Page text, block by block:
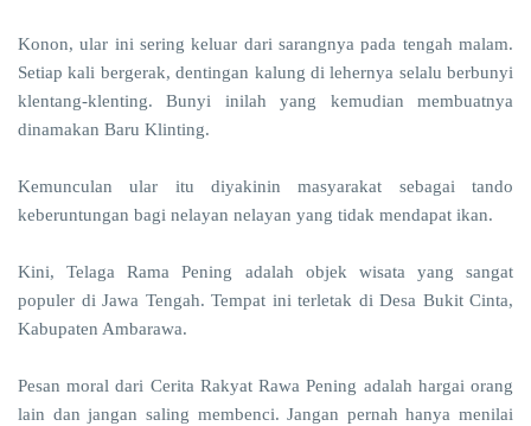
Konon, ular ini sering keluar dari sarangnya pada tengah malam.
Setiap kali bergerak, dentingan kalung di lehernya selalu berbunyi
klentang-klenting. Bunyi inilah yang kemudian membuatnya
dinamakan Baru Klinting.
Kemunculan ular itu diyakinin masyarakat sebagai tando
keberuntungan bagi nelayan nelayan yang tidak mendapat ikan.
Kini, Telaga Rama Pening adalah objek wisata yang sangat
populer di Jawa Tengah. Tempat ini terletak di Desa Bukit Cinta,
Kabupaten Ambarawa.
Pesan moral dari Cerita Rakyat Rawa Pening adalah hargai orang
lain dan jangan saling membenci. Jangan pernah hanya menilai